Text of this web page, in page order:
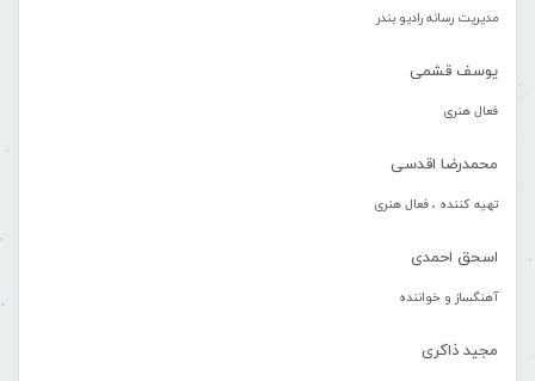
مدیریت رسانه رادیو بندر
یوسف قشمی
فعال هنری
محمدرضا اقدسی
تهیه کننده ، فعال هنری
اسحق احمدی
آهنگساز و خواننده
مجید ذاکری